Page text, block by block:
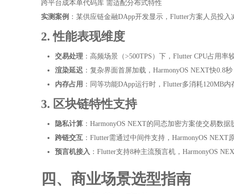
跨平台成本单代码库 需适配分布式特性
实测案例 ：某供应链金融DApp开发显示，Flutter方案人员投
2. 性能表现维度
交易处理 ：高频场景（>500TPS）下，Flutter CPU占用率
渲染延迟 ：复杂界面首屏加载，HarmonyOS NEXT快0.8秒
内存占用 ：同等功能DApp运行时，Flutter多消耗120MB内
3. 区块链特性支持
隐私计算 ：HarmonyOS NEXT的同态加密方案使交易数据
跨链交互 ：Flutter需通过中间件支持，HarmonyOS NEXT
预言机接入 ：Flutter支持8种主流预言机，HarmonyOS
四、商业场景选型指南